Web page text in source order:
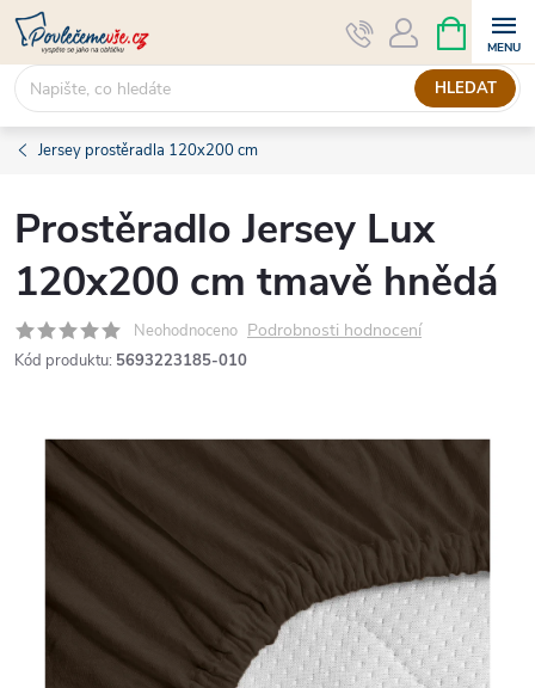
Přejít
obsah
HLEDAT
NÁKUPNÍ
KOŠÍK
Jersey prostěradla 120x200 cm
Prostěradlo Jersey Lux
120x200 cm tmavě hnědá
Neohodnoceno Podrobnosti hodnocení
Kód produktu: 5693223185-010